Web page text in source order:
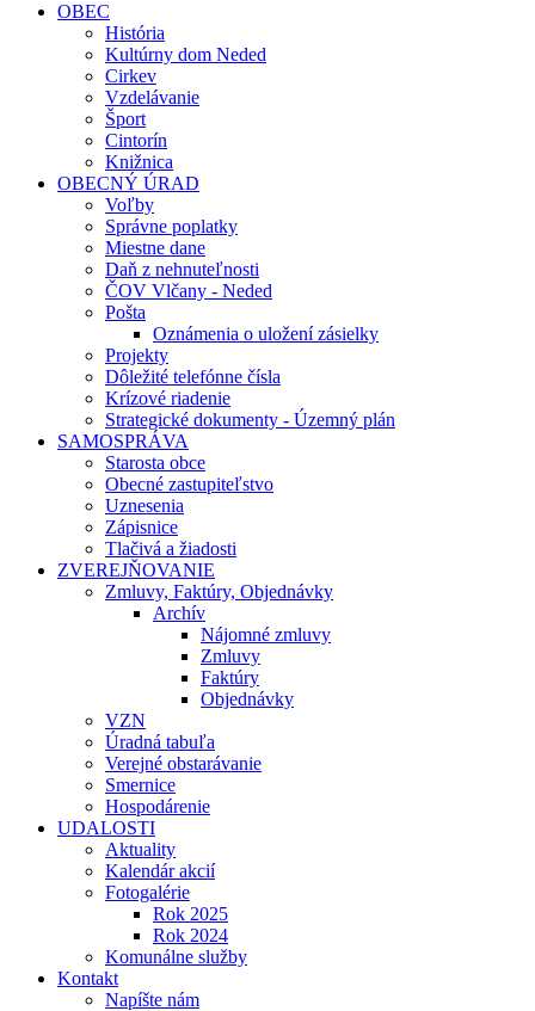
OBEC
História
Kultúrny dom Neded
Cirkev
Vzdelávanie
Šport
Cintorín
Knižnica
OBECNÝ ÚRAD
Voľby
Správne poplatky
Miestne dane
Daň z nehnuteľnosti
ČOV Vlčany - Neded
Pošta
Oznámenia o uložení zásielky
Projekty
Dôležité telefónne čísla
Krízové riadenie
Strategické dokumenty - Územný plán
SAMOSPRÁVA
Starosta obce
Obecné zastupiteľstvo
Uznesenia
Zápisnice
Tlačivá a žiadosti
ZVEREJŇOVANIE
Zmluvy, Faktúry, Objednávky
Archív
Nájomné zmluvy
Zmluvy
Faktúry
Objednávky
VZN
Úradná tabuľa
Verejné obstarávanie
Smernice
Hospodárenie
UDALOSTI
Aktuality
Kalendár akcií
Fotogalérie
Rok 2025
Rok 2024
Komunálne služby
Kontakt
Napíšte nám